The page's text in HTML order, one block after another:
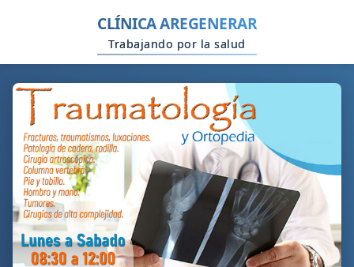
CLÍNICA AREGENERAR
Trabajando por la salud